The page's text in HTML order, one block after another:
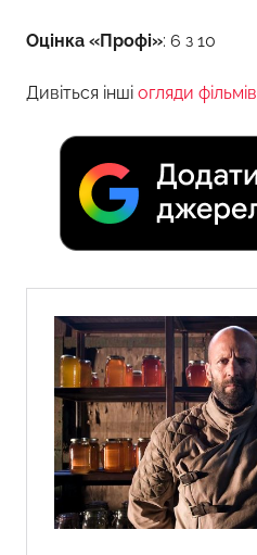
Оцінка «Профі»: 6 з 10
Дивіться інші огляди фільмів